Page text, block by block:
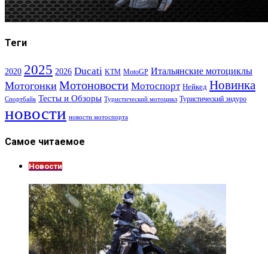
Теги
2020 2025 2026 Ducati KTM MotoGP Итальянские мотоциклы
Мотогонки Мотоновости Мотоспорт Нейкед Новинка
Спортбайк Тесты и Обзоры Туристический мотоцикл Туристический эндуро
новости новости мотоспорта
Самое читаемое
Новости